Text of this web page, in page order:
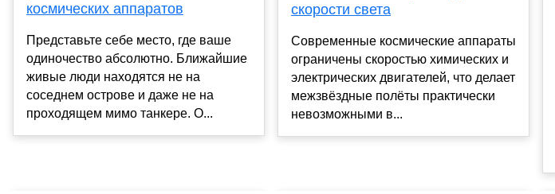
космических аппаратов
Представьте себе место, где ваше
одиночество абсолютно. Ближайшие
живые люди находятся не на
соседнем острове и даже не на
проходящем мимо танкере. О...
скорости света
Современные космические аппараты
ограничены скоростью химических и
электрических двигателей, что делает
межзвёздные полёты практически
невозможными в...